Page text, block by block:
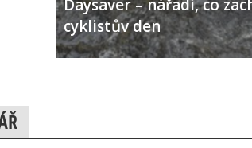
Daysaver – nářadí, co
cyklistův den